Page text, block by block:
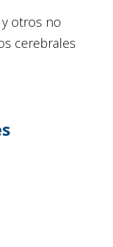
otros no
cerebrales